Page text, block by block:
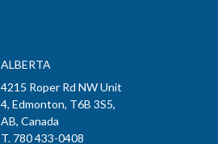
ALBERTA
4215 Roper Rd NW Unit
4, Edmonton, T6B 3S5,
AB, Canada
T. 780 433-0408